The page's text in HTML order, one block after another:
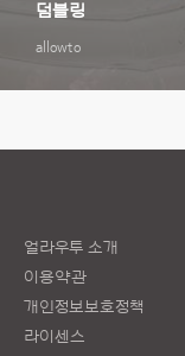
allowto
덤블링
얼라우투 소개
이용약관
개인정보보호정책
라이센스